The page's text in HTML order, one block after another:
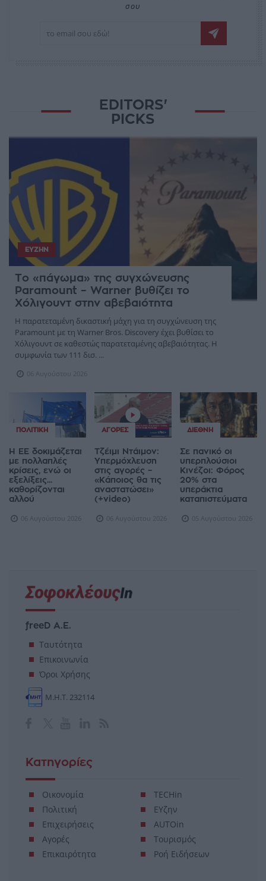
σου
EDITORS'
PICKS
ΕΥΖΗΝ
Το «πάγωμα» της συγχώνευσης
Paramount – Warner βυθίζει το
Χόλιγουντ στην αβεβαιότητα
Η παρατεταμένη δικαστική μάχη για τη συγχώνευση της
Paramount με τη Warner Bros. Discovery έχει βυθίσει το
Χόλιγουντ σε καθεστώς παρατεταμένης αβεβαιότητας. Η
συμφωνία των 111 δισ. ...
06 Αυγούστου 2026
ΠΟΛΙΤΙΚΉ
Η ΕΕ δοκιμάζεται
με πολλαπλές
κρίσεις, ενώ οι
εξελίξεις...
καθορίζονται
αλλού
06 Αυγούστου 2026
ΑΓΟΡΈΣ
Τζέιμι Ντάιμον:
Υπερμόχλευση
στις αγορές –
«Κάποιος θα τις
αναστατώσει»
(+video)
06 Αυγούστου 2026
ΔΙΕΘΝΉ
Σε πανικό οι
υπερπλούσιοι
Κινέζοι: Φόρος
20% στα
υπεράκτια
καταπιστεύματα
05 Αυγούστου 2026
freeD Α.Ε.
Ταυτότητα
Επικοινωνία
Όροι Χρήσης
Μ.Η.Τ. 232114
Κατηγορίες
Οικονομία
Πολιτική
Επιχειρήσεις
Αγορές
Επικαιρότητα
TECHin
ΕΥζην
AUTOin
Τουρισμός
Ροή Ειδήσεων